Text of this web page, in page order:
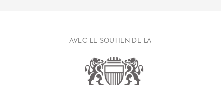
AVEC LE SOUTIEN DE LA